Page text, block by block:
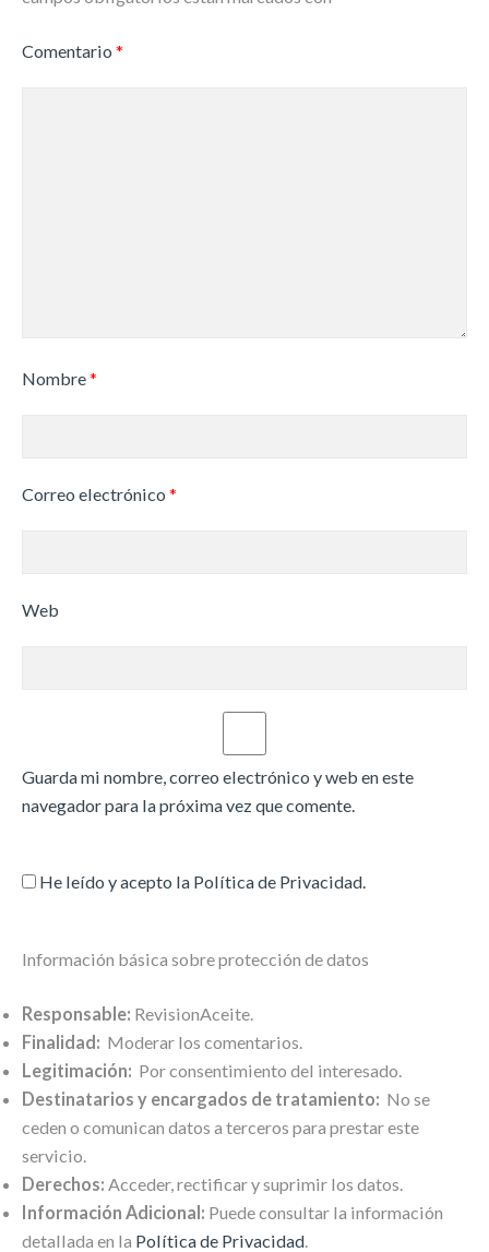
Comentario *
Nombre*
Correo electrónico *
Web
Guarda mi nombre, correo electrónico y web en este
navegador para la próxima vez que comente.
He leído y acepto la Política de Privacidad.
Información básica sobre protección de datos
Responsable: RevisionAceite.
Finalidad: Moderar los comentarios.
Legitimación: Por consentimiento del interesado.
Destinatarios y encargados de tratamiento: No se
ceden o comunican datos a terceros para prestar este
servicio.
Derechos: Acceder, rectificar y suprimir los datos.
Información Adicional: Puede consultar la información
detallada en la Política de Privacidad